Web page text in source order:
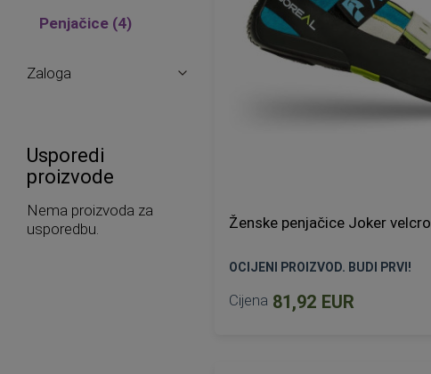
Ženske penjačice Joker velcro
OCIJENI PROIZVOD. BUDI PRVI!
Cijena 81,92 EUR
Penjačice 4
proizvodi
Zaloga
Usporedi
proizvode
Nema proizvoda za
usporedbu.